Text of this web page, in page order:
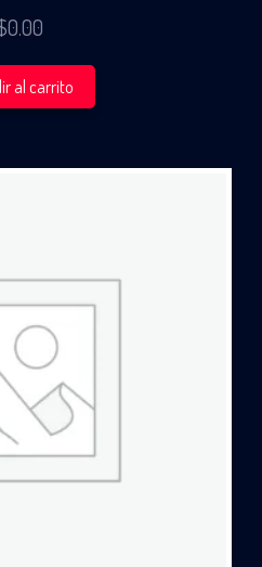
0.00
al carrito